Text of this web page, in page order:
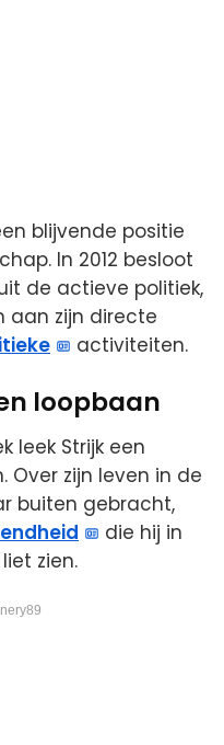
blijvende positie
In 2012 besloot
de actieve politiek,
aan zijn directe
activiteiten.
loopbaan
leek Strijk een
Over zijn leven in de
buiten gebracht,
die hij in
zien.